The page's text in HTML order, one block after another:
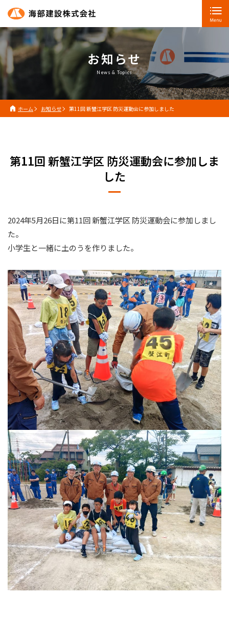
お知らせ
News & Topics
ホーム お知らせ 第11回 新蟹江学区 防災運動会に参加しました
第11回 新蟹江学区 防災運動会に参加しま
した
2024年5月26日に第11回 新蟹江学区 防災運動会に参加しまし
た。
小学生と一緒に土のうを作りました。